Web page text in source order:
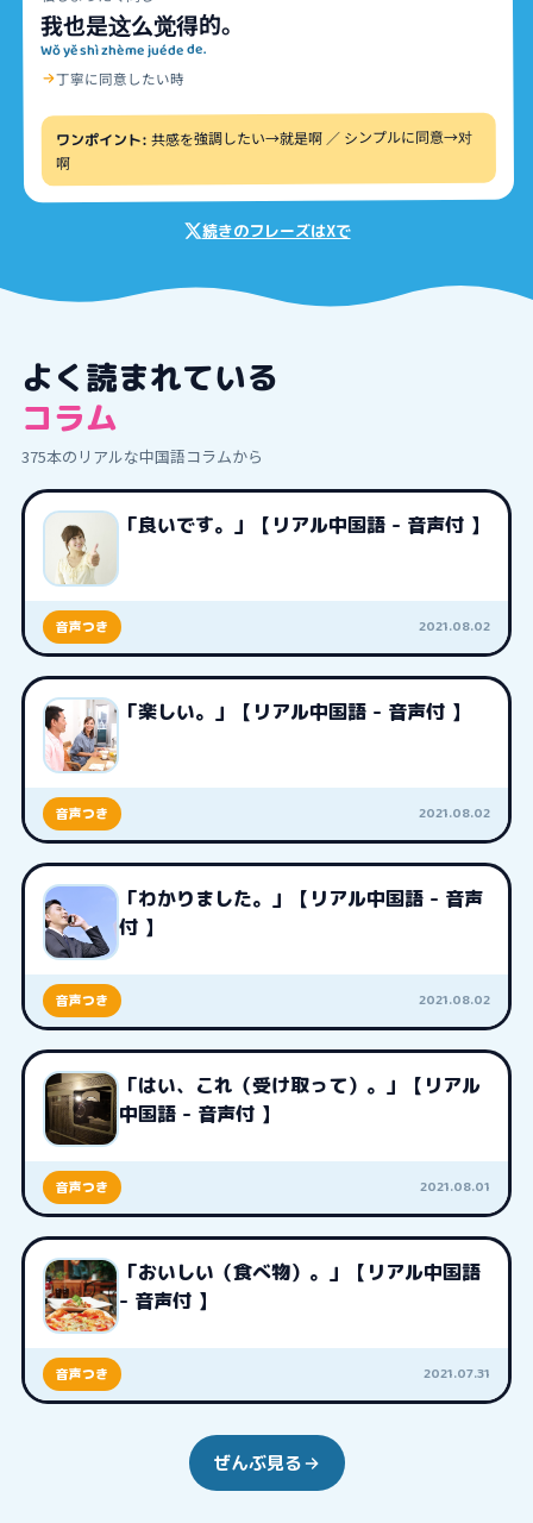
我也是这么觉得的。
Wǒ yě shì zhème juéde de.
丁寧に同意したい時
ワンポイント: 共感を強調したい→就是啊 ／ シンプルに同意→对
啊
続きのフレーズはXで
よく読まれている
コラム
375本のリアルな中国語コラムから
「良いです。」【リアル中国語 - 音声付 】
音声つき 2021.08.02
「楽しい。」【リアル中国語 - 音声付 】
音声つき 2021.08.02
「わかりました。」【リアル中国語 - 音声
付 】
音声つき 2021.08.02
「はい、これ（受け取って）。」【リアル
中国語 - 音声付 】
音声つき 2021.08.01
「おいしい（食べ物）。」【リアル中国語
- 音声付 】
音声つき 2021.07.31
ぜんぶ見る